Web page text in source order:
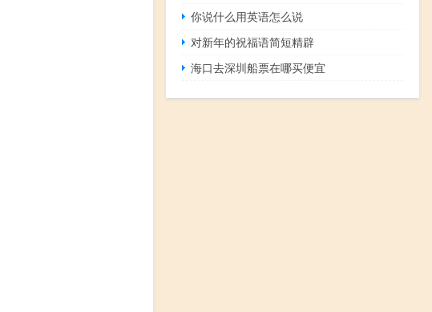
你说什么用英语怎么说
对新年的祝福语简短精辟
海口去深圳船票在哪买便宜